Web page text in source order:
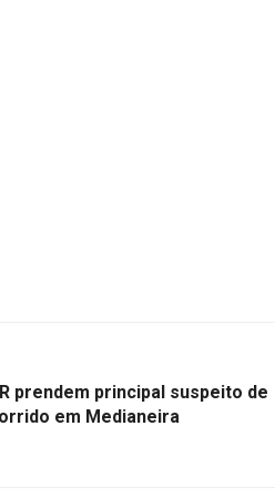
prendem principal suspeito de
em Medianeira